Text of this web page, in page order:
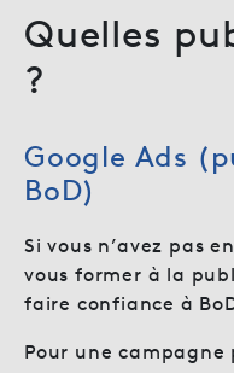
Quelles
?
Google Ads
BoD)
Si vous n’avez pas
vous former à la
faire confiance à
Pour une